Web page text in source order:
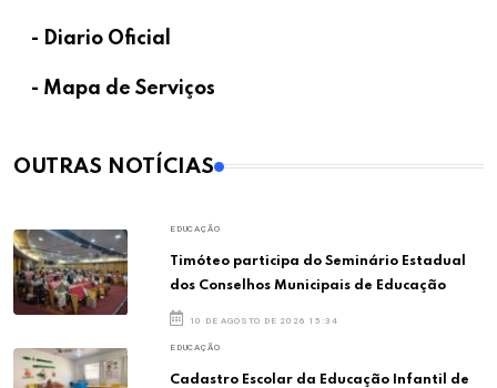
- Diario Oficial
- Mapa de Serviços
OUTRAS NOTÍCIAS
EDUCAÇÃO
Timóteo participa do Seminário Estadual
dos Conselhos Municipais de Educação
10 DE AGOSTO DE 2026 15:34
EDUCAÇÃO
Cadastro Escolar da Educação Infantil de